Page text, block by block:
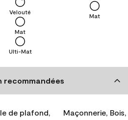
Ulti-Mat
Mat
Velouté
Mat
recommandées
de plafond,
Maçonnerie, Bois,